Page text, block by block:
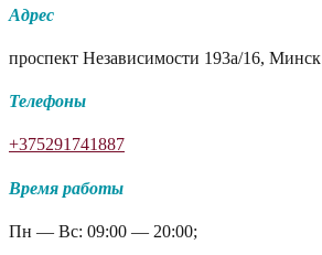
Адрес
проспект Независимости 193а/16, Минск
Телефоны
+375291741887
Время работы
Пн — Вс: 09:00 — 20:00;